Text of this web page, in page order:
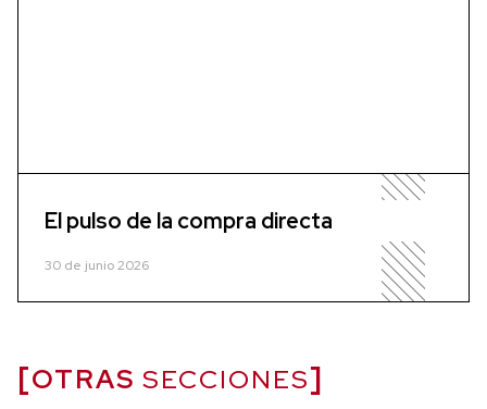
El pulso de la compra directa
30 de junio 2026
OTRAS SECCIONES